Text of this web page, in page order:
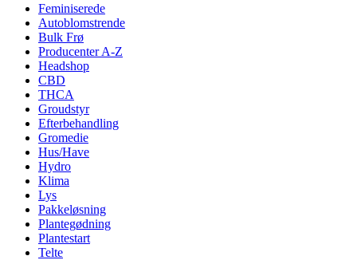
Feminiserede
Autoblomstrende
Bulk Frø
Producenter A-Z
Headshop
CBD
THCA
Groudstyr
Efterbehandling
Gromedie
Hus/Have
Hydro
Klima
Lys
Pakkeløsning
Plantegødning
Plantestart
Telte